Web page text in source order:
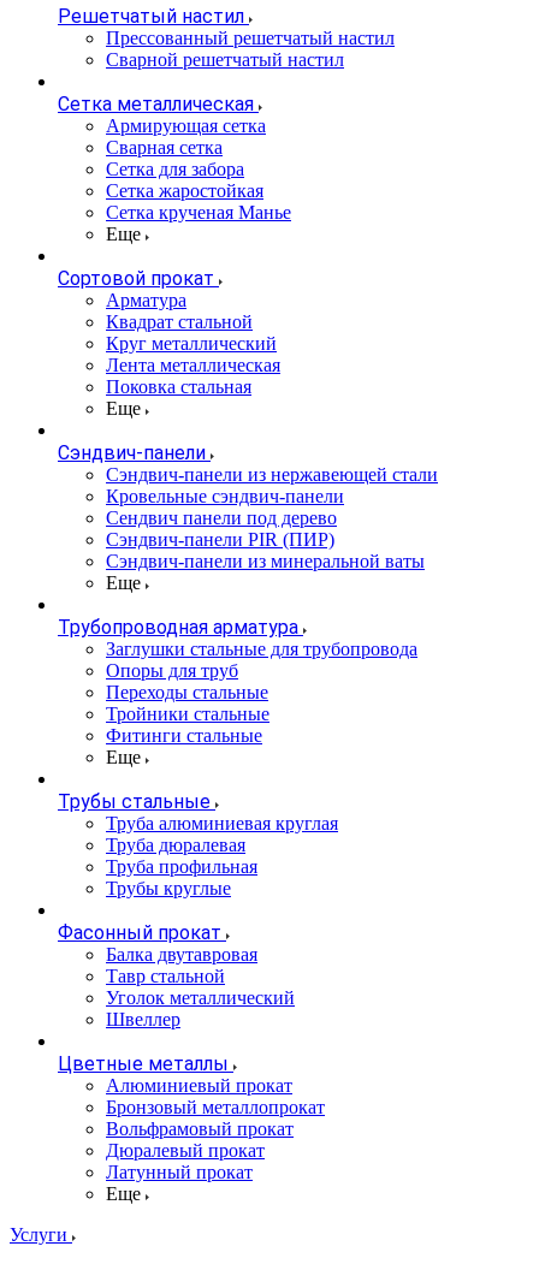
Решетчатый настил
Прессованный решетчатый настил
Сварной решетчатый настил
Сетка металлическая
Армирующая сетка
Сварная сетка
Сетка для забора
Сетка жаростойкая
Сетка крученая Манье
Еще
Сортовой прокат
Арматура
Квадрат стальной
Круг металлический
Лента металлическая
Поковка стальная
Еще
Сэндвич-панели
Cэндвич-панели из нержавеющей стали
Кровельные сэндвич-панели
Сендвич панели под дерево
Сэндвич-панели PIR (ПИР)
Сэндвич-панели из минеральной ваты
Еще
Трубопроводная арматура
Заглушки стальные для трубопровода
Опоры для труб
Переходы стальные
Тройники стальные
Фитинги стальные
Еще
Трубы стальные
Труба алюминиевая круглая
Труба дюралевая
Труба профильная
Трубы круглые
Фасонный прокат
Балка двутавровая
Тавр стальной
Уголок металлический
Швеллер
Цветные металлы
Алюминиевый прокат
Бронзовый металлопрокат
Вольфрамовый прокат
Дюралевый прокат
Латунный прокат
Еще
Услуги